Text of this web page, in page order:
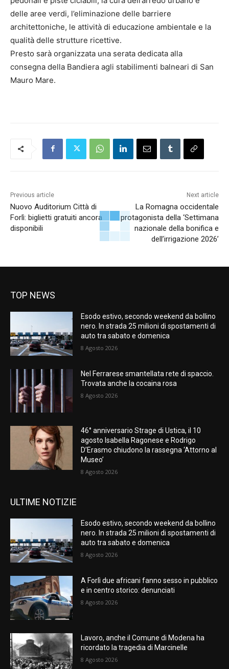
delle aree verdi, l’eliminazione delle barriere
architettoniche, le attività di educazione ambientale e la
qualità delle strutture ricettive.
Presto sarà organizzata una serata dedicata alla
consegna della Bandiera agli stabilimenti balneari di San
Mauro Mare.
Previous article
Nuovo Auditorium Città di
Forlì: biglietti gratuiti ancora
disponibili
Next article
La Romagna occidentale
protagonista della ‘Settimana
nazionale della bonifica e
dell’irrigazione 2026’
TOP NEWS
Esodo estivo, secondo weekend da bollino
nero. In strada 25 milioni di spostamenti di
auto tra sabato e domenica
8 Agosto 2026
Nel Ferrarese smantellata rete di spaccio.
Trovata anche la cocaina rosa
8 Agosto 2026
46° anniversario Strage di Ustica, il 10
agosto Isabella Ragonese e Rodrigo
D’Erasmo chiudono la rassegna ‘Attorno al
Museo’
8 Agosto 2026
ULTIME NOTIZIE
Esodo estivo, secondo weekend da bollino
nero. In strada 25 milioni di spostamenti di
auto tra sabato e domenica
8 Agosto 2026
A Forlì due africani fanno sesso in pubblico
e in centro storico: denunciati
8 Agosto 2026
Lavoro, anche il Comune di Modena ha
ricordato la tragedia di Marcinelle
8 Agosto 2026